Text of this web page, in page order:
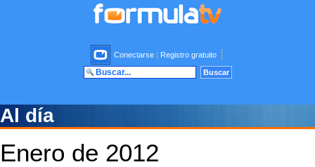
Conectarse | Registro gratuito
Al día
Enero de 2012